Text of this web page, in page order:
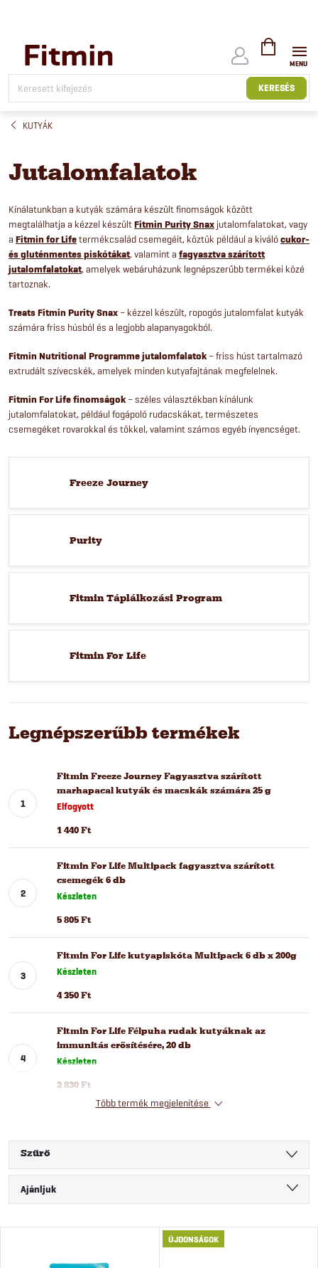
tartalomhoz
KERESÉS
KOSÁR
KUTYÁK
Jutalomfalatok
Kínálatunkban a kutyák számára készült finomságok között
megtalálhatja a kézzel készült Fitmin Purity Snax jutalomfalatokat, vagy
a Fitmin for Lifetermékcsalád csemegéit, köztük például a kiválócukor-
és gluténmentes piskótákat, valamint a fagyasztva szárított
jutalomfalatokat, amelyek webáruházunk legnépszerűbb termékei közé
tartoznak.
Treats Fitmin Purity Snax – kézzel készült, ropogós jutalomfalat kutyák
számára friss húsból és a legjobb alapanyagokból.
Fitmin Nutritional Programme jutalomfalatok – friss húst tartalmazó
extrudált szívecskék, amelyek minden kutyafajtának megfelelnek.
Fitmin For Life finomságok – széles választékban kínálunk
jutalomfalatokat, például fogápoló rudacskákat, természetes
csemegéket rovarokkal és tökkel, valamint számos egyéb ínyencséget.
Freeze Journey
Purity
Fitmin Táplálkozási Program
Fitmin For Life
Legnépszerűbb termékek
Fitmin Freeze Journey Fagyasztva szárított
marhapacal kutyák és macskák számára 25 g
Elfogyott
1 440 Ft
Fitmin For Life Multipack fagyasztva szárított
csemegék 6 db
Készleten
5 805 Ft
Fitmin For Life kutyapiskóta Multipack 6 db x 200g
Készleten
4 350 Ft
Fitmin For Life Félpuha rudak kutyáknak az
immunitás erősítésére, 20 db
Készleten
2 830 Ft
Több termék megjelenítése
Szűrő
T
e
Ajánljuk
ÚJDONSÁGOK